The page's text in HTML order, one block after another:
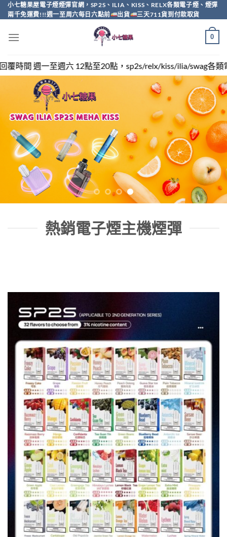
Skip
to
小七糖果屋電子煙煙彈官網，SP2S、ILIA、KISS、RELX各類電子煙、煙彈
兩千免運費!!!週一至周六每日六點前
出貨 三天711貨到付款取貨
0
至20點，sp2s/relx/kiss/ilia/swag各類電子煙煙彈買越多越便
熱銷電子煙主機煙彈